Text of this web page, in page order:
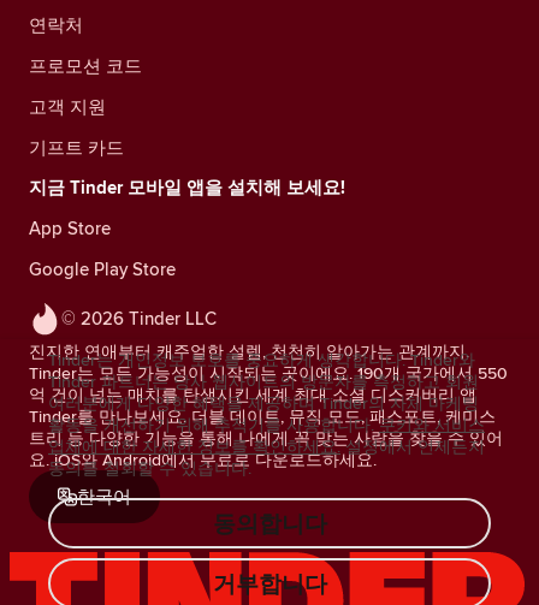
© 2026 Tinder LLC
진지한 연애부터 캐주얼한 설렘, 천천히 알아가는 관계까지.
Tinder는 모든 가능성이 시작되는 곳이에요. 190개 국가에서 550
억 건이 넘는 매치를 탄생시킨 세계 최대 소셜 디스커버리 앱
Tinder를 만나보세요. 더블 데이트, 뮤직 모드, 패스포트, 케미스
트리 등 다양한 기능을 통해 나에게 꼭 맞는 사람을 찾을 수 있어
요. iOS와 Android에서 무료로 다운로드하세요.
한국어
연락처
프로모션 코드
고객 지원
기프트 카드
지금 Tinder 모바일 앱을 설치해 보세요!
App Store
Google Play Store
Tinder는 개인정보 보호를 중요하게 생각합니다. Tinder와
Tinder 파트너는 당사 웹사이트의 방문자를 측정하고 회원
여러분에게 다양한 혜택을 제공하며 Tinder의 자체 마케팅
활동을 개선하기 위해 추적기를 사용합니다. 쿠키와 서비스
업체에 대한 자세한 정보를 확인하세요. 설정에서 언제든지
동의를 철회할 수 있습니다.
동의합니다
거부합니다